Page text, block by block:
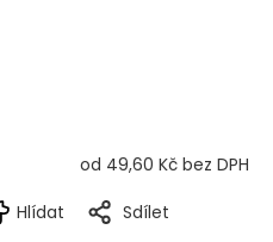
od 49,60 Kč bez DPH
Hlídat Sdílet